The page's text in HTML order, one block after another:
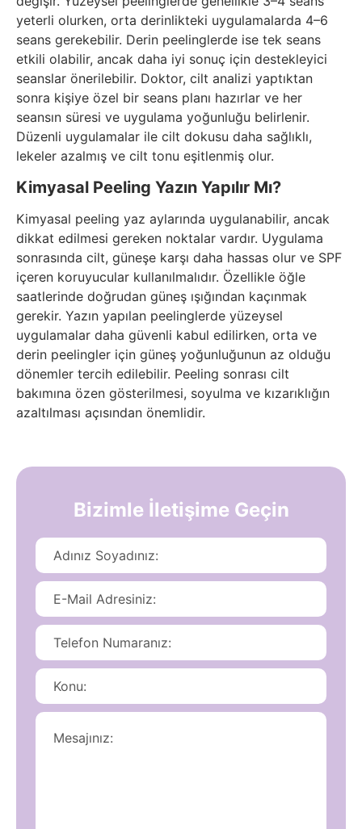
yeterli olurken, orta derinlikteki uygulamalarda 4–6
seans gerekebilir. Derin peelinglerde ise tek seans
etkili olabilir, ancak daha iyi sonuç için destekleyici
seanslar önerilebilir. Doktor, cilt analizi yaptıktan
sonra kişiye özel bir seans planı hazırlar ve her
seansın süresi ve uygulama yoğunluğu belirlenir.
Düzenli uygulamalar ile cilt dokusu daha sağlıklı,
lekeler azalmış ve cilt tonu eşitlenmiş olur.
Kimyasal Peeling Yazın Yapılır Mı?
Kimyasal peeling yaz aylarında uygulanabilir, ancak
dikkat edilmesi gereken noktalar vardır. Uygulama
sonrasında cilt, güneşe karşı daha hassas olur ve SPF
içeren koruyucular kullanılmalıdır. Özellikle öğle
saatlerinde doğrudan güneş ışığından kaçınmak
gerekir. Yazın yapılan peelinglerde yüzeysel
uygulamalar daha güvenli kabul edilirken, orta ve
derin peelingler için güneş yoğunluğunun az olduğu
dönemler tercih edilebilir. Peeling sonrası cilt
bakımına özen gösterilmesi, soyulma ve kızarıklığın
azaltılması açısından önemlidir.
Bizimle İletişime Geçin